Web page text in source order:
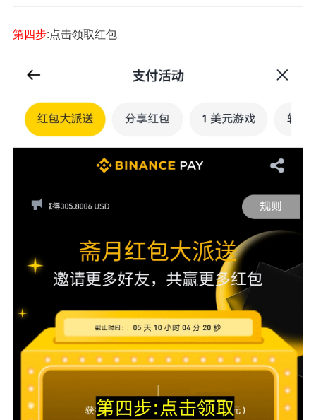
第四步:点击领取红包